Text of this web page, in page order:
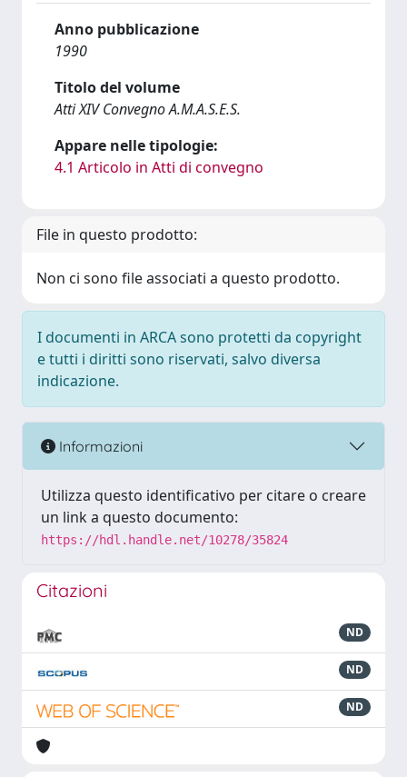
Anno pubblicazione
1990
Titolo del volume
Atti XIV Convegno A.M.A.S.E.S.
Appare nelle tipologie:
4.1 Articolo in Atti di convegno
File in questo prodotto:
Non ci sono file associati a questo prodotto.
I documenti in ARCA sono protetti da copyright
e tutti i diritti sono riservati, salvo diversa
indicazione.
Informazioni
Utilizza questo identificativo per citare o creare
un link a questo documento:
https://hdl.handle.net/10278/35824
Citazioni
ND
ND
ND